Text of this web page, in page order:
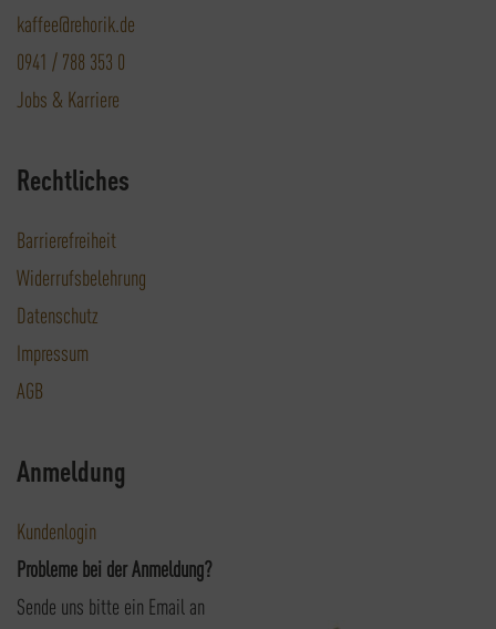
kaffee@rehorik.de
0941 / 788 353 0
Jobs & Karriere
Rechtliches
Barrierefreiheit
Widerrufsbelehrung
Datenschutz
Impressum
AGB
Anmeldung
Kundenlogin
Probleme bei der Anmeldung?
Sende uns bitte ein Email an